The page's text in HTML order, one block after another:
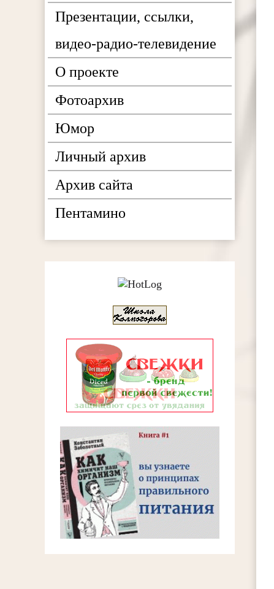
Презентации, ссылки,
видео-радио-телевидение
О проекте
Фотоархив
Юмор
Личный архив
Архив сайта
Пентамино